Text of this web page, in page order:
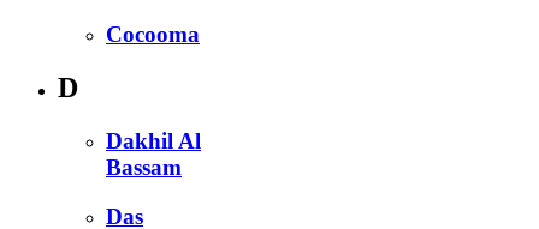
Cocooma
D
Dakhil Al
Bassam
Das